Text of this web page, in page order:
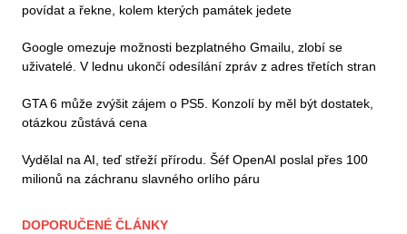
povídat a řekne, kolem kterých památek jedete
Google omezuje možnosti bezplatného Gmailu, zlobí se
uživatelé. V lednu ukončí odesílání zpráv z adres třetích stran
GTA 6 může zvýšit zájem o PS5. Konzolí by měl být dostatek,
otázkou zůstává cena
Vydělal na AI, teď střeží přírodu. Šéf OpenAI poslal přes 100
milionů na záchranu slavného orlího páru
DOPORUČENÉ ČLÁNKY